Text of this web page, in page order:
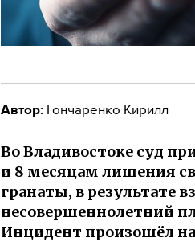
Автор: Гончаренко Кирилл
Во Владивостоке суд
и 8 месяцам лишения
гранаты, в результате
несовершеннолетний
Инцидент произошёл